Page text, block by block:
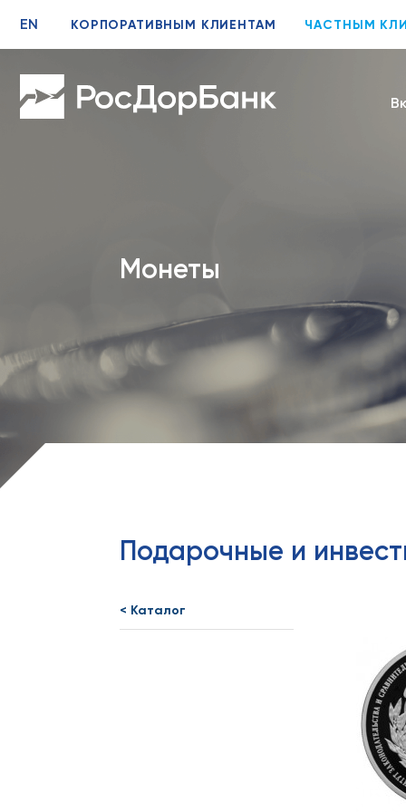
EN КОРПОРАТИВНЫМ КЛИЕНТАМ ЧАСТНЫМ
Монеты
Подарочные и
< Каталог